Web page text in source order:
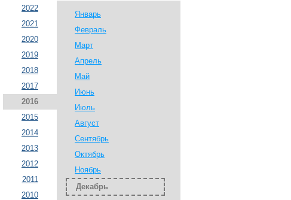
2022
2021
2020
2019
2018
2017
2016
2015
2014
2013
2012
2011
2010
Январь
Февраль
Март
Апрель
Май
Июнь
Июль
Август
Сентябрь
Октябрь
Ноябрь
Декабрь